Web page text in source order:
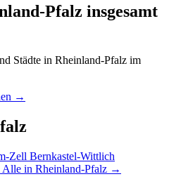
Pfalz insgesamt
Städte in Rheinland-Pfalz im
→
Zell Bernkastel-Wittlich
Alle in Rheinland-Pfalz →